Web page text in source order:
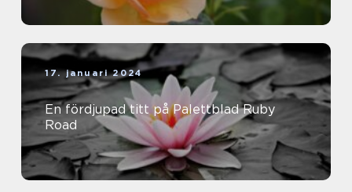
17. januari 2024
En fördjupad titt på Palettblad Ruby
Road